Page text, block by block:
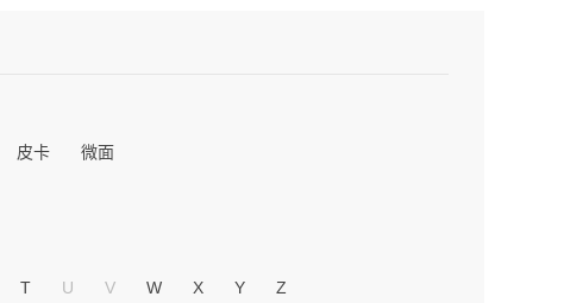
皮卡 微面
T U V W X Y Z